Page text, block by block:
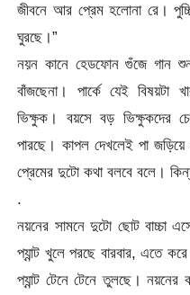
জীবনে আর প্রেম হলোনা রে। পুচ্চি
ঘুরছে।”
নয়ন কানে হেডফোন গুঁজে গান
বাঁজছেনা। পার্কে যেই বিষয়টা
ভিক্ষুক। বয়সে বড় ভিক্ষুকদের
পারছে। কাপল দেখলেই পা
প্রেমের দুটো কথা বলবে বলে।
.
নয়নের সামনে দুটো ছোট বাচ্চা
প্যান্ট খুলে পরছে বারবার, এতে
প্যান্ট টেনে টেনে তুলছে।